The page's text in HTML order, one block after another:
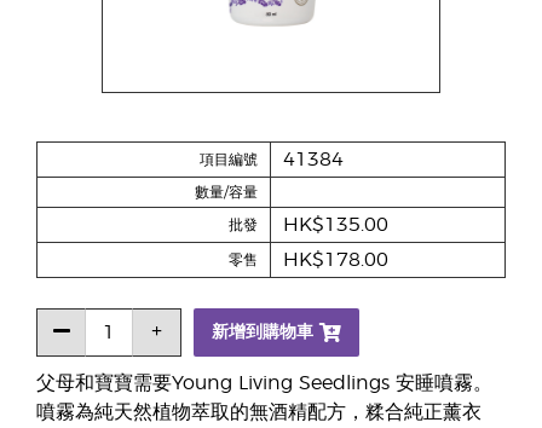
父母和寶寶需要Young Living Seedlings 安睡噴霧。
噴霧為純天然植物萃取的無酒精配方，糅合純正薰衣
項目編號 41384
數量/容量
批發 HK$135.00
零售 HK$178.00
新增到購物車